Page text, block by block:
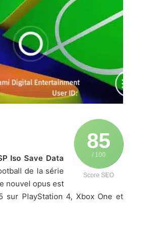
85
/ 100
Score SEO
Iso Save Data
de la série
nouvel opus est
sur PlayStation 4, Xbox One et